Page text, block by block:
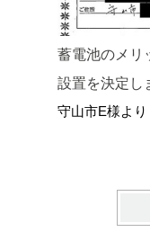
蓄電池のメリ
設置を決定し
守山市E様より